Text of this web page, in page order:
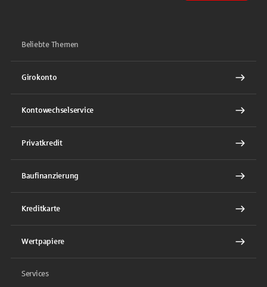
Beliebte Themen
Girokonto
Kontowechselservice
Privatkredit
Baufinanzierung
Kreditkarte
Wertpapiere
Services